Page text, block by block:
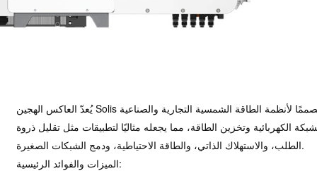
يُعدّ العاكس الهجين Solis بقدرة 125 كيلوواط حلاً عالي الجهد ثلاثي الأطوار مصممًا لأنظمة الطاقة الشمسية التجارية والصناعية
الكهربائية وتخزين الطاقة، مما يجعله مثاليًا لتطبيقات مثل تقليل ذروة
الطلب، والاستهلاك الذاتي، والطاقة الاحتياطية، ودمج الشبكات الصغيرة.
الميزات والفوائد الرئيسية: